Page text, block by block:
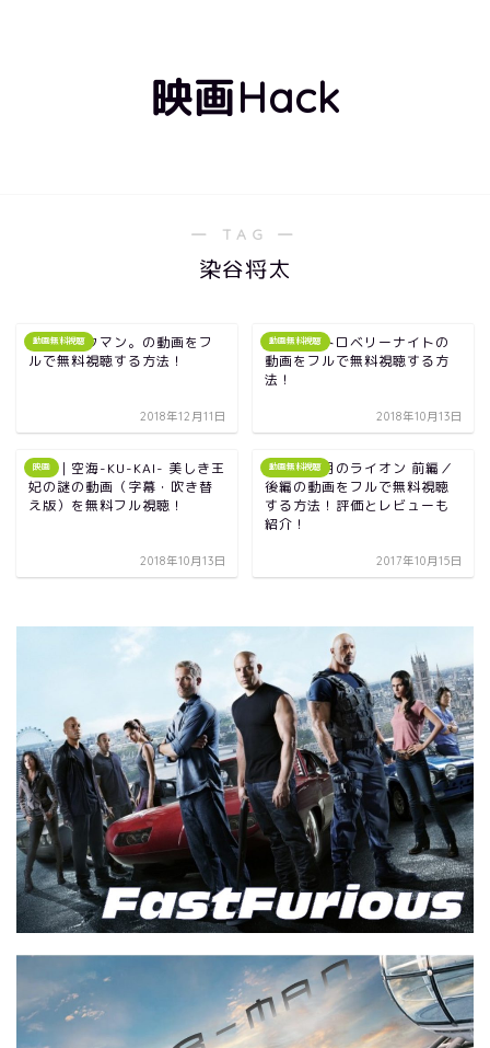
映画Hack
― TAG ―
染谷将太
動画無料視聴
映画｜バクマン。の動画をフ
ルで無料視聴する方法！
2018年12月11日
動画無料視聴
映画｜ストロベリーナイトの
動画をフルで無料視聴する方
法！
2018年10月13日
映画
映画｜空海-KU-KAI- 美しき王
妃の謎の動画（字幕・吹き替
え版）を無料フル視聴！
2018年10月13日
動画無料視聴
映画｜３月のライオン 前編／
後編の動画をフルで無料視聴
する方法！評価とレビューも
紹介！
2017年10月15日